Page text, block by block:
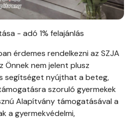
- adó 1% felajánlás
érdemes rendelkezni az SZJA
Önnek nem jelent plusz
segítséget nyújthat a beteg,
szoruló gyermekek
Alapítvány támogatásával a
a gyermekvédelmi,